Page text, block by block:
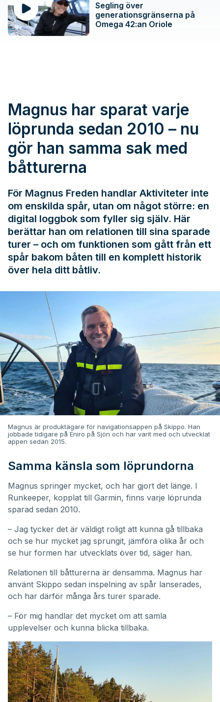
Segling över
generationsgränserna på
Omega 42:an Oriole
Magnus har sparat varje
löprunda sedan 2010 – nu
gör han samma sak med
båtturerna
För Magnus Freden handlar Aktiviteter inte
om enskilda spår, utan om något större: en
digital loggbok som fyller sig själv. Här
berättar han om relationen till sina sparade
turer – och om funktionen som gått från ett
spår bakom båten till en komplett historik
över hela ditt båtliv.
Magnus är produktägare för navigationsappen på Skippo. Han
jobbade tidigare på Eniro på Sjön och har varit med och utvecklat
appen sedan 2015.
Samma känsla som löprundorna
Magnus springer mycket, och har gjort det länge. I
Runkeeper, kopplat till Garmin, finns varje löprunda
sparad sedan 2010.
– Jag tycker det är väldigt roligt att kunna gå tillbaka
och se hur mycket jag sprungit, jämföra olika år och
se hur formen har utvecklats över tid, säger han.
Relationen till båtturerna är densamma. Magnus har
använt Skippo sedan inspelning av spår lanserades,
och har därför många års turer sparade.
– För mig handlar det mycket om att samla
upplevelser och kunna blicka tillbaka.